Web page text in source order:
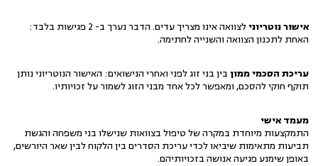
אישור נוטריוני
לצוואה אינו מצריך עדים. הדבר נערך ב- 2 פגישות בלבד:
האחת לתכנון הצוואה והשנייה לחתימה.
עריכת הסכמי ממון בין בני זוג לפני ואחרי הנישואים: האישור הנוטריוני נותן
תוקף חוקי להסכם, ומאפשר לכל אחד מבני הזוג לשמור על זכויותיו.
מעמד אישי
התמקצעות מיוחדת במקרה של טיפול בצוואות שנישלו בני משפחה והגשת
תביעות מתאימות שיביאו לכדי עריכת הסדרים בין הלקוח לבין שאר היורשים,
באופן שימנע פגיעה אנושה בזכויותיהם.